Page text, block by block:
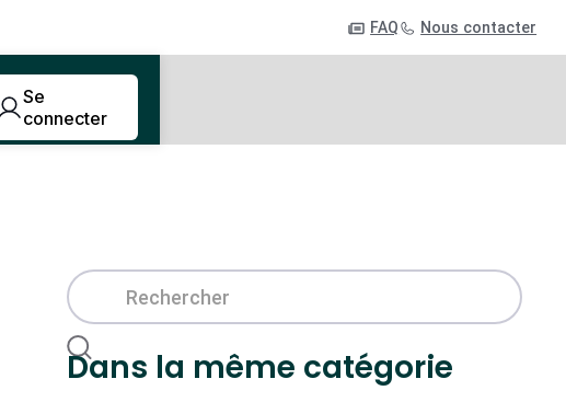
FAQ Nous contacter
Se
connecter
Dans la même catégorie